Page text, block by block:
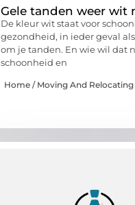
Gele tanden weer wit
De kleur wit staat voor
gezondheid, in ieder geval
om je tanden. En wie wil dat
schoonheid en
Home / Moving And Relocating